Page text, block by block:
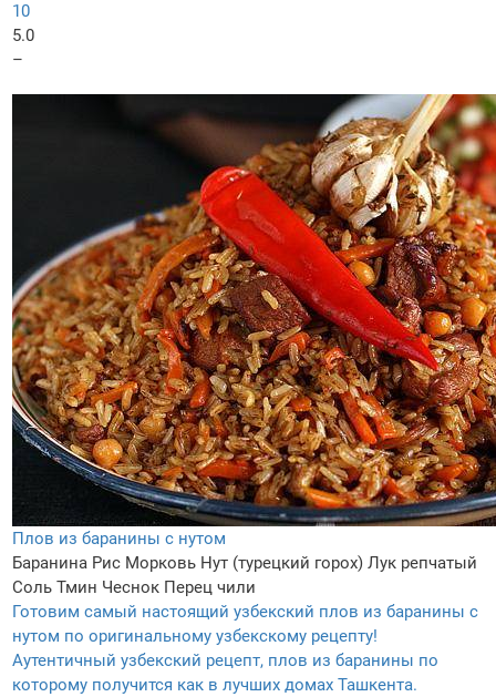
10
5.0
–
Плов из баранины с нутом
Баранина Рис Морковь Нут (турецкий горох) Лук репчатый
Соль Тмин Чеснок Перец чили
Готовим самый настоящий узбекский плов из баранины с
нутом по оригинальному узбекскому рецепту!
Аутентичный узбекский рецепт, плов из баранины по
которому получится как в лучших домах Ташкента.